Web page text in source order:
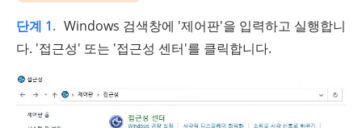
단계 1. Windows 검색창에 '제어판'을 입력하고 실행합니
다. '접근성' 또는 '접근성 센터'를 클릭합니다.